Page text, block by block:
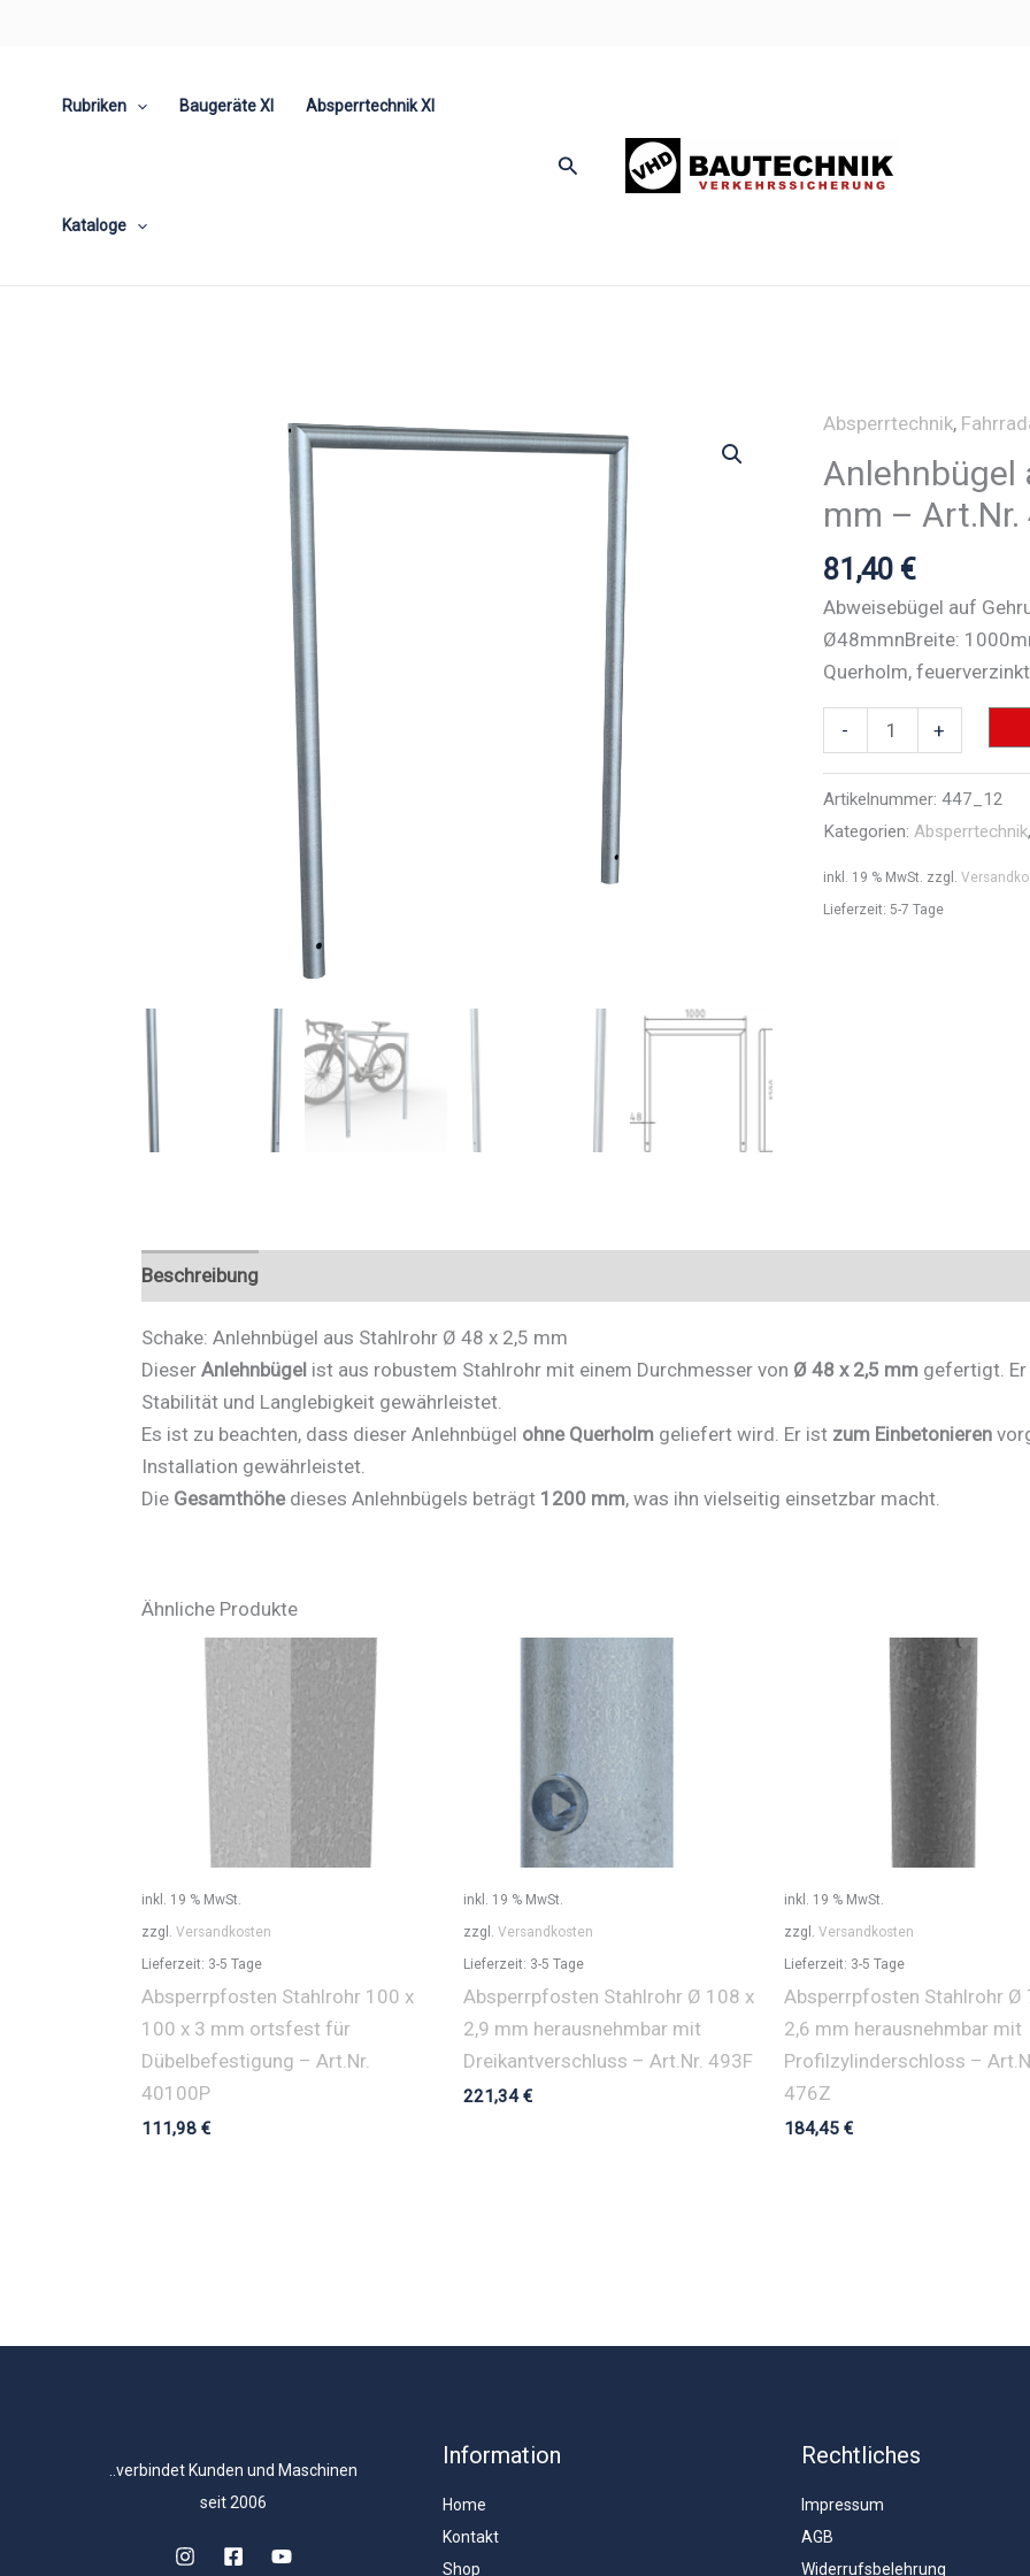
Rubriken Baugeräte XI Absperrtechnik XI
Kataloge
Suchen
Absperrtechnik,
Anlehnbügel
mm – Art.Nr.
81,40 €
Abweisebügel auf
Ø48mmnBreite:
Querholm, feuerverzinkt
-
Anlehnbügel
aus
Stahlrohr
Ø
x
2,5
+
Artikelnummer: 447_12
Kategorien: Absperrtechnik,
inkl. 19 % MwSt. zzgl.
Lieferzeit: 5-7 Tage
Beschreibung
Schake: Anlehnbügel aus Stahlrohr Ø 48 x 2,5 mm
Dieser Anlehnbügel ist aus robustem Stahlrohr mit einem Durchmesser von Ø 48 x 2,5 mm gefertigt.
Stabilität und Langlebigkeit gewährleistet.
Es ist zu beachten, dass dieser Anlehnbügel ohne Querholm geliefert wird. Er ist zum Einbetonieren
Installation gewährleistet.
Die Gesamthöhedieses Anlehnbügels beträgt 1200 mm, was ihn vielseitig einsetzbar macht.
Ähnliche Produkte
inkl. 19 % MwSt.
zzgl. Versandkosten
Lieferzeit: 3-5 Tage
Absperrpfosten Stahlrohr 100 x
100 x 3 mm ortsfest für
Dübelbefestigung – Art.Nr.
40100P
111,98 €
inkl. 19 % MwSt.
zzgl. Versandkosten
Lieferzeit: 3-5 Tage
Absperrpfosten Stahlrohr Ø 108 x
2,9 mm herausnehmbar mit
Dreikantverschluss – Art.Nr. 493F
221,34€
inkl. 19 % MwSt.
zzgl. Versandkosten
Lieferzeit: 3-5 Tage
Absperrpfosten Stahlrohr Ø
2,6 mm herausnehmbar mit
Profilzylinderschloss –
476Z
184,45 €
..verbindet Kunden und Maschinen
seit 2006
Information
Home
Kontakt
Shop
Rechtliches
Impressum
AGB
Widerrufsbelehrung